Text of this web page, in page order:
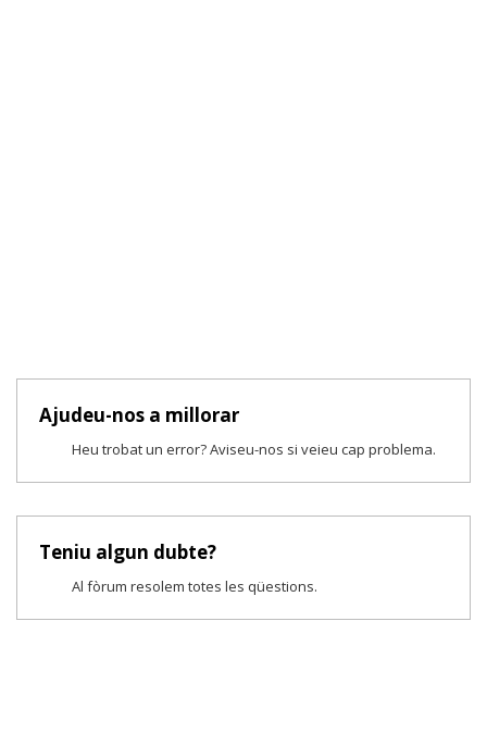
Ajudeu-nos a millorar
Heu trobat un error? Aviseu-nos si veieu cap problema.
Teniu algun dubte?
Al fòrum resolem totes les qüestions.